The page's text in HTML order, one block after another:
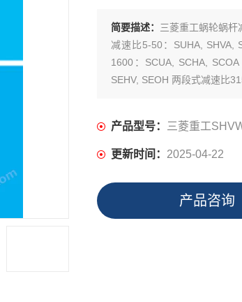
简要描述： 三菱重工蜗轮蜗杆
减速比5-50：SUHA, SHVA,
1600：SCUA, SCHA,
SEHV, SEOH 两段式减速比
产品型号： 三菱重工
更新时间： 2025-04-22
产品咨询